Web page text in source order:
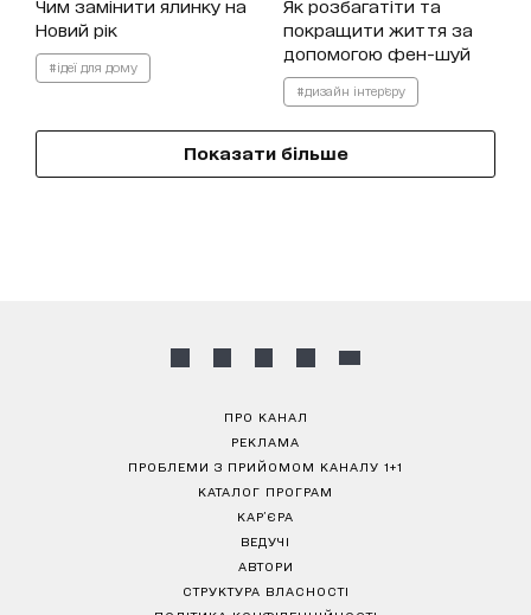
Чим замінити ялинку на
Новий рік
#ідеї для дому
Як розбагатіти та
покращити життя за
допомогою фен-шуй
#дизайн інтер'єру
Показати більше
ПРО КАНАЛ
РЕКЛАМА
ПРОБЛЕМИ З ПРИЙОМОМ КАНАЛУ 1+1
КАТАЛОГ ПРОГРАМ
КАР’ЄРА
ВЕДУЧІ
АВТОРИ
СТРУКТУРА ВЛАСНОСТІ